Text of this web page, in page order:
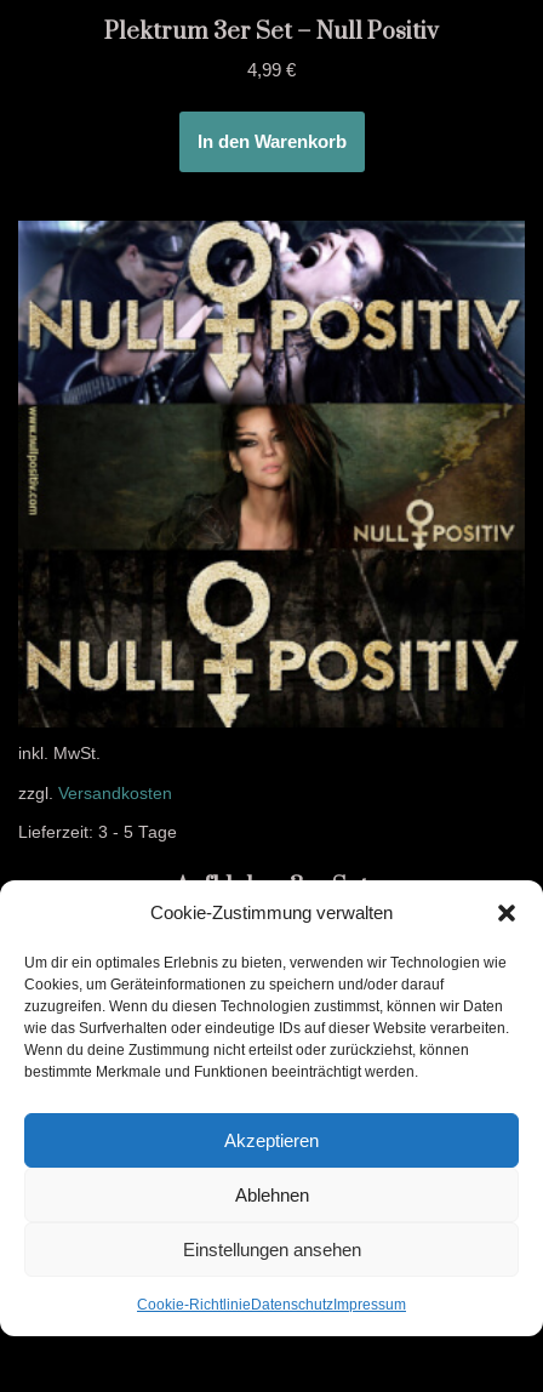
Cookie-Zustimmung verwalten
Um dir ein optimales Erlebnis zu bieten, verwenden wir Technologien wie
Cookies, um Geräteinformationen zu speichern und/oder darauf
zuzugreifen. Wenn du diesen Technologien zustimmst, können wir Daten
wie das Surfverhalten oder eindeutige IDs auf dieser Website verarbeiten.
Wenn du deine Zustimmung nicht erteilst oder zurückziehst, können
bestimmte Merkmale und Funktionen beeinträchtigt werden.
Akzeptieren
Ablehnen
Einstellungen ansehen
Cookie-Richtlinie Datenschutz Impressum
Plektrum 3er Set – Null Positiv
4,99 €
In den Warenkorb
inkl. MwSt.
zzgl. Versandkosten
Lieferzeit: 3 - 5 Tage
Aufkleber 3er Set
0,99€
In den Warenkorb
AGB Impressum